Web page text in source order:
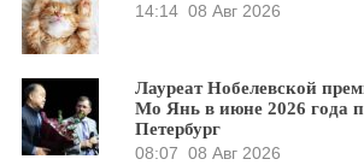
14:14 08 Авг 2026
Лауреат Нобелевской
Мо Янь в июне 2026 года
Петербург
08:07 08 Авг 2026